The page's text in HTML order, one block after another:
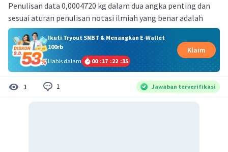
Penulisan data 0,0004720 kg dalam dua angka penting dan
sesuai aturan penulisan notasi ilmiah yang benar adalah
Ikuti Tryout SNBT & Menangkan E-Wallet
100rb
Habis dalam
00 :17 :22 :34
Klaim
1 1 Jawaban terverifikasi